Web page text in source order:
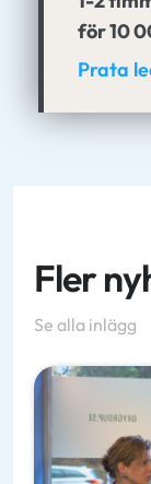
för 10
Prata
Fler
Se alla inlägg